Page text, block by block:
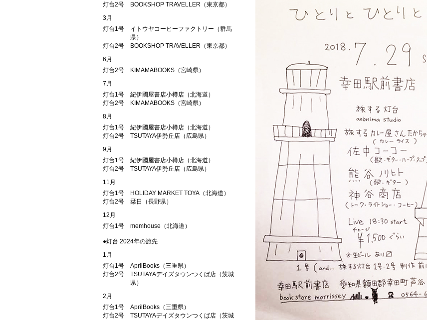
灯台2号
BOOKSHOP TRAVELLER（東京都）
3月
灯台1号
イトウヤコーヒーファクトリー（群馬
県）
灯台2号
BOOKSHOP TRAVELLER（東京都）
6月
灯台2号
KIMAMABOOKS（宮崎県）
7月
灯台1号
紀伊國屋書店小樽店（北海道）
灯台2号
KIMAMABOOKS（宮崎県）
8月
灯台1号
紀伊國屋書店小樽店（北海道）
灯台2号
TSUTAYA伊勢丘店（広島県）
9月
灯台1号
紀伊國屋書店小樽店（北海道）
灯台2号
TSUTAYA伊勢丘店（広島県）
11月
灯台1号
HOLIDAY MARKET TOYA（北海道）
灯台2号
栞日（長野県）
12月
灯台1号
memhouse（北海道）
●灯台 2024年の旅先
1月
灯台1号
AprilBooks（三重県）
灯台2号
TSUTAYAデイズタウンつくば店（茨城
県）
2月
灯台1号
AprilBooks（三重県）
灯台2号
TSUTAYAデイズタウンつくば店（茨城